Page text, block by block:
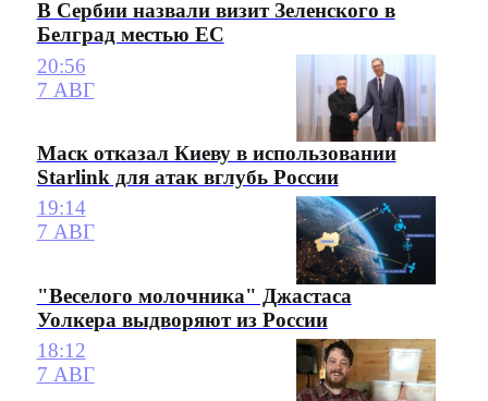
В Сербии назвали визит Зеленского в
Белград местью ЕС
20:56
7 АВГ
Маск отказал Киеву в использовании
Starlink для атак вглубь России
19:14
7 АВГ
"Веселого молочника" Джастаса
Уолкера выдворяют из России
18:12
7 АВГ